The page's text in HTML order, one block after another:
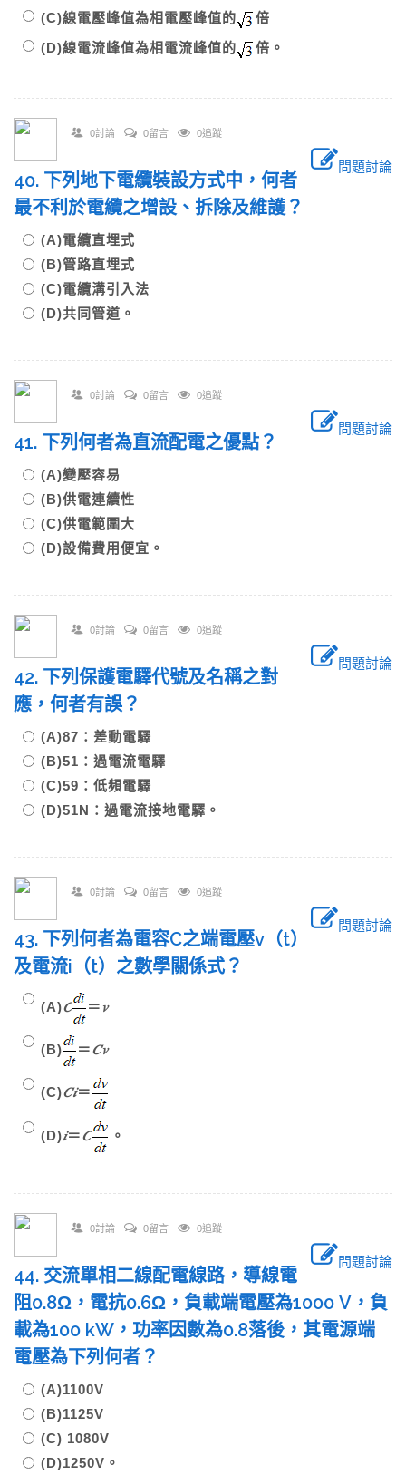
(C)線電壓峰值為相電壓峰值的
倍
(D)線電流峰值為相電流峰值的
倍。
0討論 0留言 0追蹤
問題討論
40. 下列地下電纜裝設方式中，何者
最不利於電纜之增設、拆除及維護？
(A)電纜直埋式
(B)管路直埋式
(C)電纜溝引入法
(D)共同管道。
0討論 0留言 0追蹤
問題討論
41. 下列何者為直流配電之優點？
(A)變壓容易
(B)供電連續性
(C)供電範圍大
(D)設備費用便宜。
0討論 0留言 0追蹤
問題討論
42. 下列保護電驛代號及名稱之對
應，何者有誤？
(A)87：差動電驛
(B)51：過電流電驛
(C)59：低頻電驛
(D)51N：過電流接地電驛。
0討論 0留言 0追蹤
問題討論
43. 下列何者為電容C之端電壓v（t）
及電流i（t）之數學關係式？
(A)𝐶 ＝ 𝑣
(B) ＝𝐶𝑣
(C)𝐶𝑖＝
(D)𝑖＝𝐶 。
0討論 0留言 0追蹤
問題討論
44. 交流單相二線配電線路，導線電
阻0.8Ω，電抗0.6Ω，負載端電壓為1000 V，負
載為100 kW，功率因數為0.8落後，其電源端
電壓為下列何者？
(A)1100V
(B)1125V
(C) 1080V
(D)1250V。